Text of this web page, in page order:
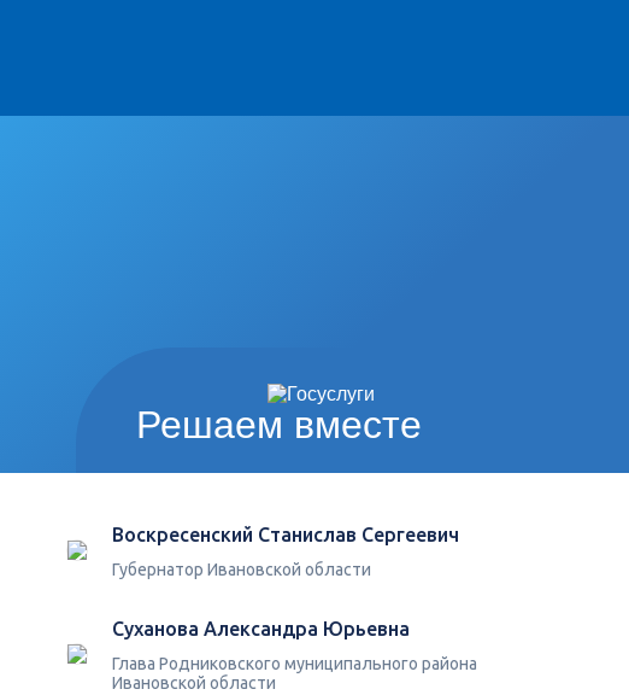
Решаем вместе
Воскресенский Станислав Сергеевич
Губернатор Ивановской области
Суханова Александра Юрьевна
Глава Родниковского муниципального района
Ивановской области